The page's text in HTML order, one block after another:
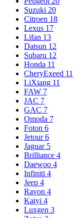
Suzuki 20
Citroen 18
Lexus 17
Lifan 13
Datsun 12
Subaru 12
Honda 11
CheryExeed 11
LiXiang 11
FAW 7
JAC 7
GAC 7
Omoda 7
Foton 6
Jetour 6
Jaguar 5
Brilliance 4
Daewoo 4
Infiniti 4
Jeep 4
Ravon 4
Kaiyi 4
Luxgen 3